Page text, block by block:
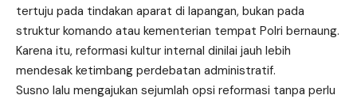
tertuju pada tindakan aparat di lapangan, bukan pada
struktur komando atau kementerian tempat Polri bernaung.
Karena itu, reformasi kultur internal dinilai jauh lebih
mendesak ketimbang perdebatan administratif.
Susno lalu mengajukan sejumlah opsi reformasi tanpa perlu